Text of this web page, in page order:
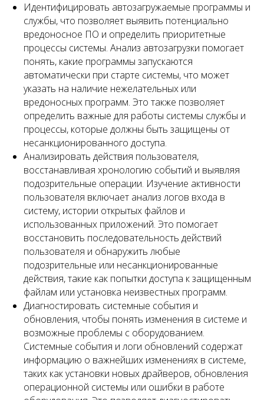
Идентифицировать автозагружаемые программы и
службы, что позволяет выявить потенциально
вредоносное ПО и определить приоритетные
процессы системы. Анализ автозагрузки помогает
понять, какие программы запускаются
автоматически при старте системы, что может
указать на наличие нежелательных или
вредоносных программ. Это также позволяет
определить важные для работы системы службы и
процессы, которые должны быть защищены от
несанкционированного доступа.
Анализировать действия пользователя,
восстанавливая хронологию событий и выявляя
подозрительные операции. Изучение активности
пользователя включает анализ логов входа в
систему, истории открытых файлов и
использованных приложений. Это помогает
восстановить последовательность действий
пользователя и обнаружить любые
подозрительные или несанкционированные
действия, такие как попытки доступа к защищенным
файлам или установка неизвестных программ.
Диагностировать системные события и
обновления, чтобы понять изменения в системе и
возможные проблемы с оборудованием.
Системные события и логи обновлений содержат
информацию о важнейших изменениях в системе,
таких как установки новых драйверов, обновления
операционной системы или ошибки в работе